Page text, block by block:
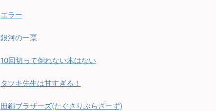
エラー
銀河の一票
10回切って倒れない木はない
タツキ先生は甘すぎる！
田鎖ブラザーズ(たぐさりぶらざーず)